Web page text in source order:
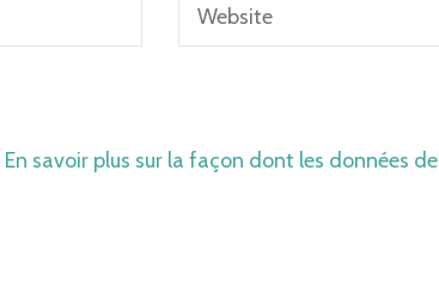
En savoir plus sur la façon dont les données de